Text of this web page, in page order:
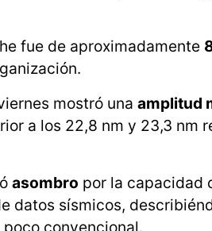
fue de aproximadamente
mostró una amplitud
a los 22,8 nm y 23,3 nm
asombro por la capacidad
sísmicos,